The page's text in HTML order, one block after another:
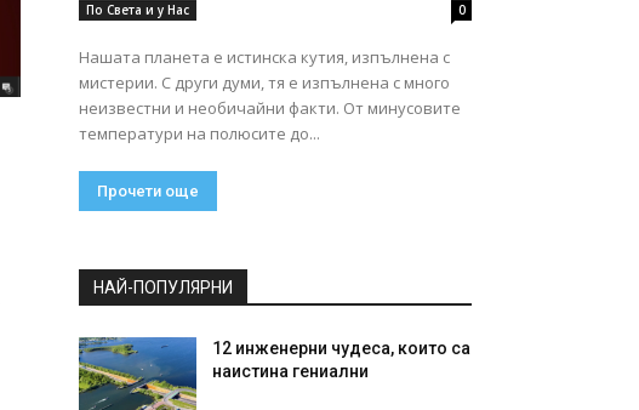
По Света и у Нас 0
Нашата планета е истинска кутия, изпълнена с
мистерии. С други думи, тя е изпълнена с много
неизвестни и необичайни факти. От минусовите
температури на полюсите до...
Прочети още
НАЙ-ПОПУЛЯРНИ
12 инженерни чудеса, които са
наистина гениални